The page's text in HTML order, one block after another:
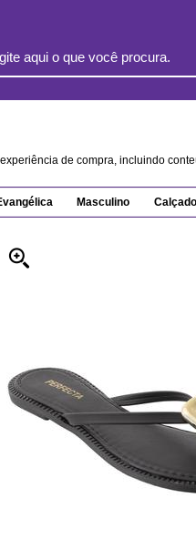
de compra, incluindo
Masculino